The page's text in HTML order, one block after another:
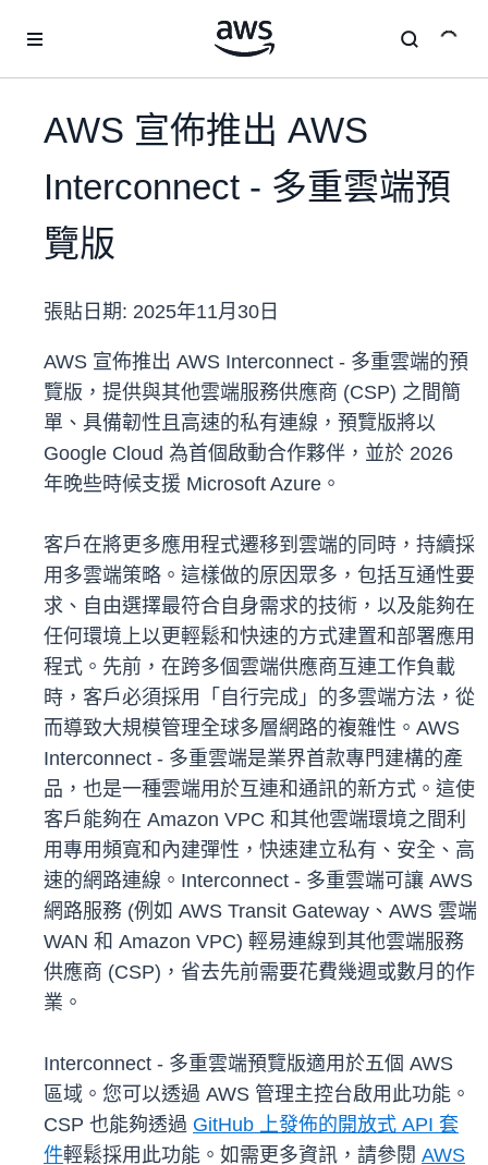
AWS 宣佈推出 AWS
Interconnect - 多重雲端預
覽版
張貼日期: 2025年11月30日
AWS 宣佈推出 AWS Interconnect - 多重雲端的預
覽版，提供與其他雲端服務供應商 (CSP) 之間簡
單、具備韌性且高速的私有連線，預覽版將以
Google Cloud 為首個啟動合作夥伴，並於 2026
年晚些時候支援 Microsoft Azure。
客戶在將更多應用程式遷移到雲端的同時，持續採
用多雲端策略。這樣做的原因眾多，包括互通性要
求、自由選擇最符合自身需求的技術，以及能夠在
任何環境上以更輕鬆和快速的方式建置和部署應用
程式。先前，在跨多個雲端供應商互連工作負載
時，客戶必須採用「自行完成」的多雲端方法，從
而導致大規模管理全球多層網路的複雜性。AWS
Interconnect - 多重雲端是業界首款專門建構的產
品，也是一種雲端用於互連和通訊的新方式。這使
客戶能夠在 Amazon VPC 和其他雲端環境之間利
用專用頻寬和內建彈性，快速建立私有、安全、高
速的網路連線。Interconnect - 多重雲端可讓 AWS
網路服務 (例如 AWS Transit Gateway、AWS 雲端
WAN 和 Amazon VPC) 輕易連線到其他雲端服務
供應商 (CSP)，省去先前需要花費幾週或數月的作
業。
Interconnect - 多重雲端預覽版適用於五個 AWS
區域。您可以透過 AWS 管理主控台啟用此功能。
CSP 也能夠透過 GitHub 上發佈的開放式 API 套
件輕鬆採用此功能。如需更多資訊，請參閱 AWS